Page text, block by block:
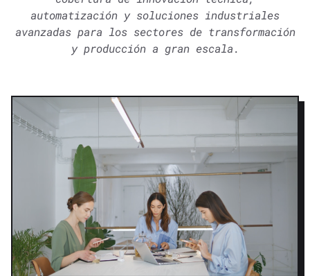
automatización y soluciones industriales
avanzadas para los sectores de transformación
y producción a gran escala.